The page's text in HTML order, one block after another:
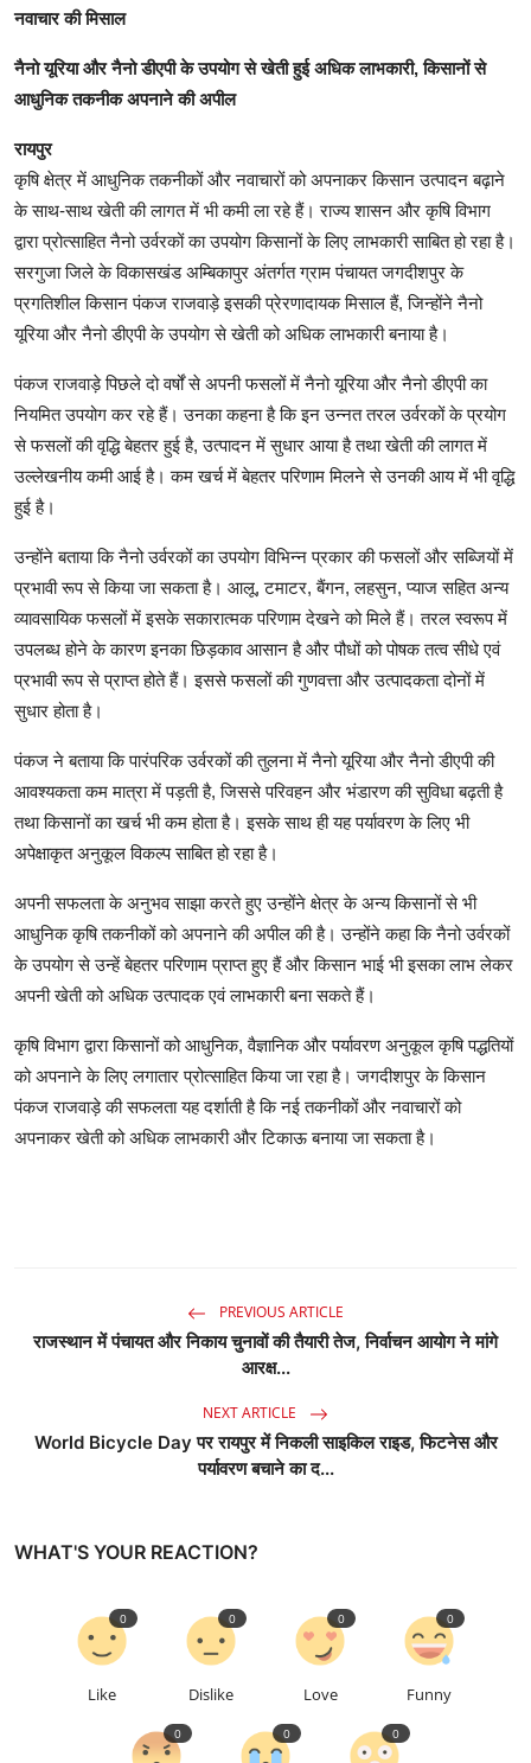
नवाचार की मिसाल
नैनो यूरिया और नैनो डीएपी के उपयोग से खेती हुई अधिक लाभकारी, किसानों से
आधुनिक तकनीक अपनाने की अपील
रायपुर
कृषि क्षेत्र में आधुनिक तकनीकों और नवाचारों को अपनाकर किसान उत्पादन बढ़ाने
के साथ-साथ खेती की लागत में भी कमी ला रहे हैं। राज्य शासन और कृषि विभाग
द्वारा प्रोत्साहित नैनो उर्वरकों का उपयोग किसानों के लिए लाभकारी साबित हो रहा है।
सरगुजा जिले के विकासखंड अम्बिकापुर अंतर्गत ग्राम पंचायत जगदीशपुर के
प्रगतिशील किसान पंकज राजवाड़े इसकी प्रेरणादायक मिसाल हैं, जिन्होंने नैनो
यूरिया और नैनो डीएपी के उपयोग से खेती को अधिक लाभकारी बनाया है।
पंकज राजवाड़े पिछले दो वर्षों से अपनी फसलों में नैनो यूरिया और नैनो डीएपी का
नियमित उपयोग कर रहे हैं। उनका कहना है कि इन उन्नत तरल उर्वरकों के प्रयोग
से फसलों की वृद्धि बेहतर हुई है, उत्पादन में सुधार आया है तथा खेती की लागत में
उल्लेखनीय कमी आई है। कम खर्च में बेहतर परिणाम मिलने से उनकी आय में भी वृद्धि
हुई है।
उन्होंने बताया कि नैनो उर्वरकों का उपयोग विभिन्न प्रकार की फसलों और सब्जियों में
प्रभावी रूप से किया जा सकता है। आलू, टमाटर, बैंगन, लहसुन, प्याज सहित अन्य
व्यावसायिक फसलों में इसके सकारात्मक परिणाम देखने को मिले हैं। तरल स्वरूप में
उपलब्ध होने के कारण इनका छिड़काव आसान है और पौधों को पोषक तत्व सीधे एवं
प्रभावी रूप से प्राप्त होते हैं। इससे फसलों की गुणवत्ता और उत्पादकता दोनों में
सुधार होता है।
पंकज ने बताया कि पारंपरिक उर्वरकों की तुलना में नैनो यूरिया और नैनो डीएपी की
आवश्यकता कम मात्रा में पड़ती है, जिससे परिवहन और भंडारण की सुविधा बढ़ती है
तथा किसानों का खर्च भी कम होता है। इसके साथ ही यह पर्यावरण के लिए भी
अपेक्षाकृत अनुकूल विकल्प साबित हो रहा है।
अपनी सफलता के अनुभव साझा करते हुए उन्होंने क्षेत्र के अन्य किसानों से भी
आधुनिक कृषि तकनीकों को अपनाने की अपील की है। उन्होंने कहा कि नैनो उर्वरकों
के उपयोग से उन्हें बेहतर परिणाम प्राप्त हुए हैं और किसान भाई भी इसका लाभ लेकर
अपनी खेती को अधिक उत्पादक एवं लाभकारी बना सकते हैं।
कृषि विभाग द्वारा किसानों को आधुनिक, वैज्ञानिक और पर्यावरण अनुकूल कृषि पद्धतियों
को अपनाने के लिए लगातार प्रोत्साहित किया जा रहा है। जगदीशपुर के किसान
पंकज राजवाड़े की सफलता यह दर्शाती है कि नई तकनीकों और नवाचारों को
अपनाकर खेती को अधिक लाभकारी और टिकाऊ बनाया जा सकता है।
PREVIOUS ARTICLE
राजस्थान में पंचायत और निकाय चुनावों की तैयारी तेज, निर्वाचन आयोग ने मांगे
आरक्ष...
NEXT ARTICLE
World Bicycle Day पर रायपुर में निकली साइकिल राइड, फिटनेस और
पर्यावरण बचाने का द...
WHAT'S YOUR REACTION?
Like
0
Dislike
0
Love
0
Funny
0
0 0 0